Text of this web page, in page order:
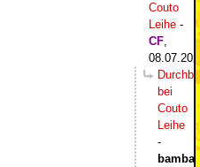
Couto
Leihe -
CF,
bei
Couto
Leihe
-